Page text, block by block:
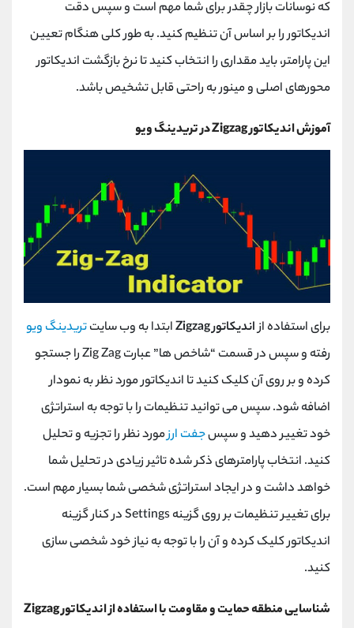
که نوسانات بازار چقدر برای شما مهم است و سپس دقت
اندیکاتور را بر اساس آن تنظیم کنید. به طور کلی هنگام تعیین
این پارامتر، باید مقداری را انتخاب کنید تا نرخ بازگشت اندیکاتور
محورهای اصلی و مینور به راحتی قابل تشخیص باشد.
آموزش اندیکاتور Zigzag در تریدینگ ویو
برای استفاده ازاندیکاتور Zigzag ابتدا به وب سایتتریدینگ ویو
رفته و سپس در قسمت “شاخص ها” عبارتZig Zagرا جستجو
کرده و بر روی آن کلیک کنید تا اندیکاتور مورد نظر به نمودار
اضافه شود. سپس می توانید تنظیمات را با توجه به استراتژی
خود تغییر دهید و سپسجفت ارزمورد نظر را تجزیه و تحلیل
کنید. انتخاب پارامترهای ذکر شده تاثیر زیادی در تحلیل شما
خواهد داشت و در ایجاد استراتژی شخصی شما بسیار مهم است.
برای تغییر تنظیمات بر روی گزینهSettingsدر کنار گزینه
اندیکاتور کلیک کرده و آن را با توجه به نیاز خود شخصی سازی
کنید.
شناسایی منطقه حمایت و مقاومت با استفاده از اندیکاتور Zigzag